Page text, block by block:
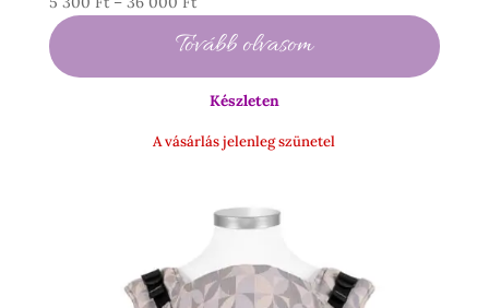
300 Ft
-
36
Tovább olvasom
Készleten
A vásárlás jelenleg szünetel